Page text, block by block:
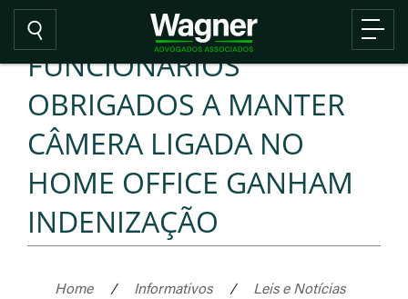
FUNCIONÁRIOS
OBRIGADOS A MANTER
CÂMERA LIGADA NO
HOME OFFICE GANHAM
INDENIZAÇÃO
Home / Informativos /
Leis e Notícias